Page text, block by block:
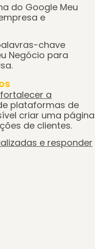
do Google Meu
e
chave
Negócio para
a
plataformas de
criar uma página
de clientes.
e responder